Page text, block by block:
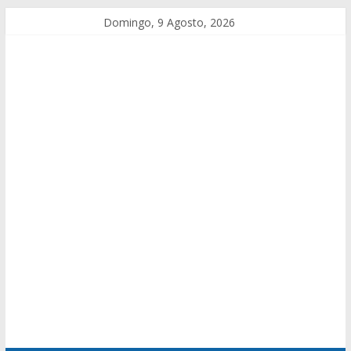
Domingo, 9 Agosto, 2026